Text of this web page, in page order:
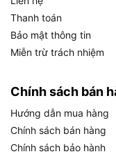
dài, bạn nên lưu
Tránh kéo dây
Lau sạch dây
Bảo quản ở
hoặc môi
Thanh toán
Bảo mật thông tin
Miễn trừ trách nhiệm
Chính sách bán
Hướng dẫn mua hàng
Chính sách bán hàng
Chính sách bảo hành